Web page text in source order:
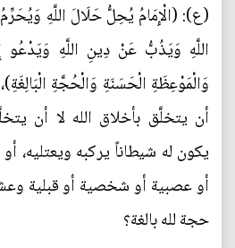
(ع): (الْإِمَامُ يُحِلُّ حَلَالَ اللَّهِ
اللَّهِ وَيَذُبُّ عَنْ دِينِ اللَّهِ وَيَدْعُو
وَالْمَوْعِظَةِ الْحَسَنَةِ وَالْحُجَّةِ
أن يتخلَّق بأخلاق الله لا أن
يكون له شيطاناً يركبه ويعتليه،
أو عصبية أو شخصية أو قبلية
حجة لله بالغة؟